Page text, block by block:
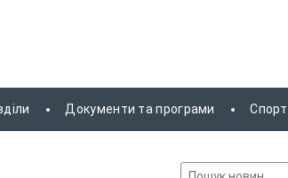
Документи та програми Спорт